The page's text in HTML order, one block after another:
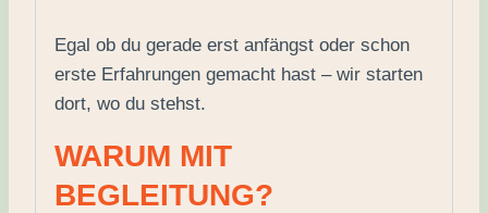
Egal ob du gerade erst anfängst oder schon
erste Erfahrungen gemacht hast – wir starten
dort, wo du stehst.
WARUM MIT
BEGLEITUNG?